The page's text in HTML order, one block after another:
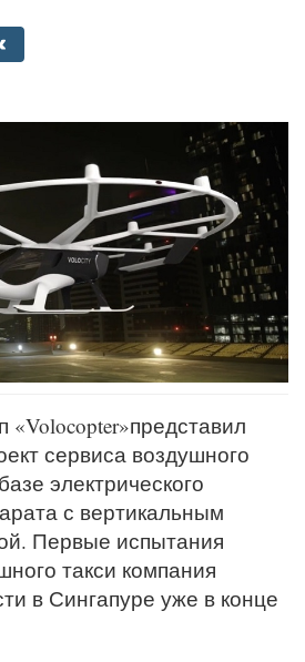
«Volocopter»представил
сервиса воздушного
электрического
с вертикальным
Первые испытания
такси компания
в Сингапуре уже в конце